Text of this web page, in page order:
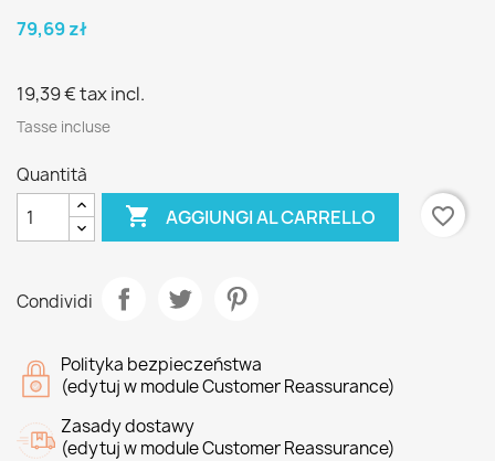
79,69 zł
19,39 €tax incl.
Tasse incluse
Quantità
 AGGIUNGI AL CARRELLO favorite_border
Condividi
Polityka bezpieczeństwa
(edytuj w module Customer Reassurance)
Zasady dostawy
(edytuj w module Customer Reassurance)